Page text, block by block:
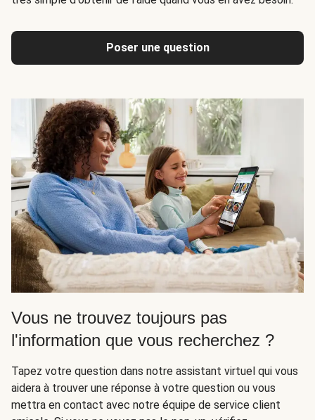
Poser une question
Vous ne trouvez toujours pas
l'information que vous recherchez ?
Tapez votre question dans notre assistant virtuel qui vous
aidera à trouver une réponse à votre question ou vous
mettra en contact avec notre équipe de service client